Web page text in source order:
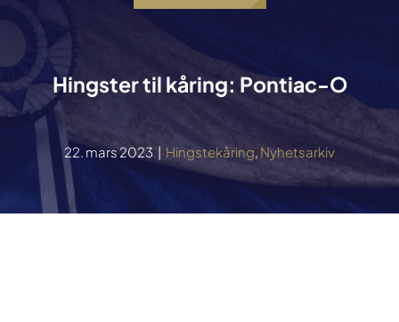
Hingster til kåring: Pontiac-O
22. mars 2023 | Hingstekåring Nyhetsarkiv